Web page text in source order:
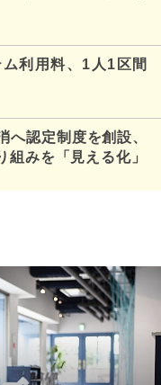
利用料、1人1区間
へ認定制度を創設、
みを「見える化」